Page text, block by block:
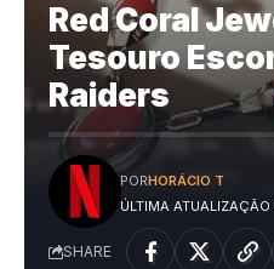
Red Coral
Tesouro
Raiders
ÚLTIMA
PORHORÁCIO T
SHARE